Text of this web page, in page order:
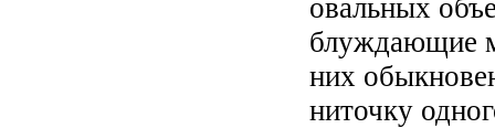
овальных
блуждающие
них
ниточку